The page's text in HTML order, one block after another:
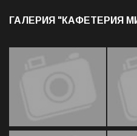
ГАЛЕРИЯ "КАФЕТЕРИЯ